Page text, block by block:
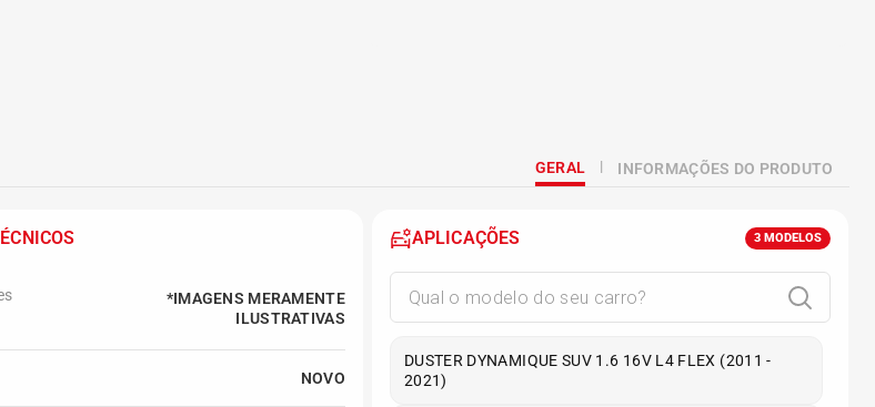
GERAL INFORMAÇÕES DO PRODUTO
*IMAGENS MERAMENTE
ILUSTRATIVAS
NOVO
APLICAÇÕES 3 MODELOS
DUSTER DYNAMIQUE SUV 1.6 16V L4 FLEX (2011 -
2021)